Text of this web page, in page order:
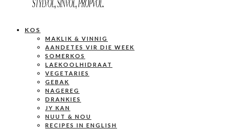
KOS
MAKLIK & VINNIG
AANDETES VIR DIE WEEK
SOMERKOS
LAEKOOLHIDRAAT
VEGETARIES
GEBAK
NAGEREG
DRANKIES
JY KAN
NUUT & NOU
RECIPES IN ENGLISH